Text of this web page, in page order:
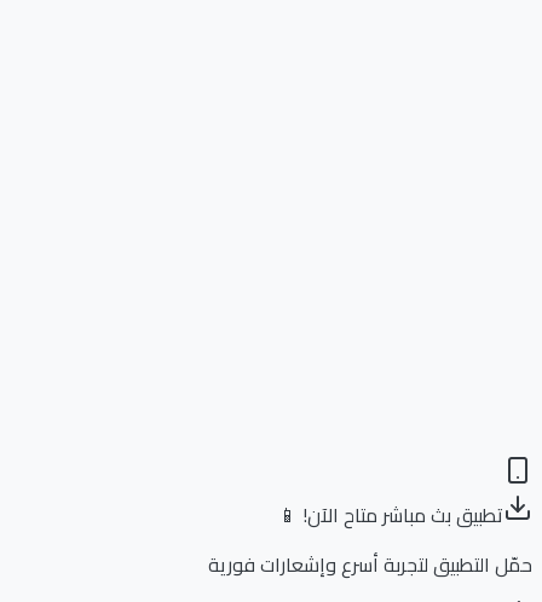
تطبيق بث مباشر متاح الآن! 📱
التطبيق لتجربة أسرع وإشعارات فورية